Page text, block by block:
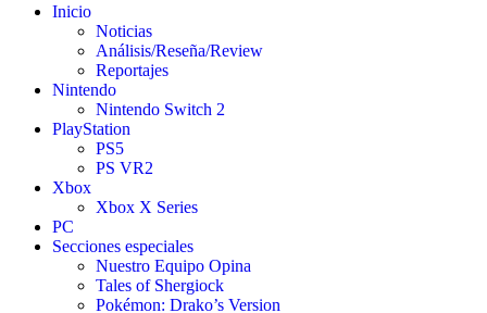
Inicio
Noticias
Análisis/Reseña/Review
Reportajes
Nintendo
Nintendo Switch 2
PlayStation
PS5
PS VR2
Xbox
Xbox X Series
PC
Secciones especiales
Nuestro Equipo Opina
Tales of Shergiock
Pokémon: Drako’s Version